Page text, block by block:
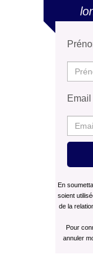
Email
En
soient
de la
Pour
annuler